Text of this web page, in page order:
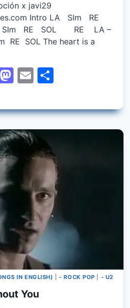
x javi29
Intro LA SIm RE
RE SOL RE LA –
The heart is a
Mastodon
Email
IN ENGLISH) |- ROCK POP - U2
You